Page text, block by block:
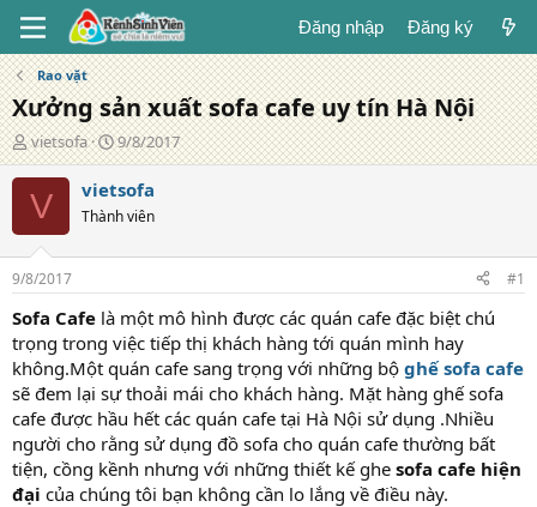
Đăng nhập Đăng ký
Rao vặt
Xưởng sản xuất sofa cafe uy tín Hà Nội
T
á
c
g
ả
vietsofa
N
g
à
y
đ
g
9/8/2017
V vietsofa
Thành viên
9/8/2017 #1
Sofa Cafe là một mô hình được các quán cafe đặc biệt chú
trọng trong việc tiếp thị khách hàng tới quán mình hay
không.Một quán cafe sang trọng với những bộ ghế sofa cafe
sẽ đem lại sự thoải mái cho khách hàng. Mặt hàng ghế sofa
cafe được hầu hết các quán cafe tại Hà Nội sử dụng .Nhiều
người cho rằng sử dụng đồ sofa cho quán cafe thường bất
tiện, cồng kềnh nhưng với những thiết kế ghe sofa cafe hiện
đại của chúng tôi bạn không cần lo lắng về điều này.